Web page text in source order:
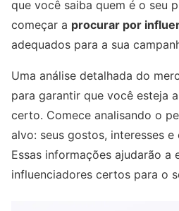
que você saiba quem é o seu
começar a procurar por
adequados para a sua
Uma análise detalhada do
para garantir que você esteja
certo. Comece analisando o
alvo: seus gostos, interesses
Essas informações ajudarão a
influenciadores certos para o